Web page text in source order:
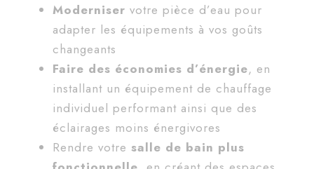
Moderniser votre pièce d’eau pour
adapter les équipements à vos goûts
changeants
Faire des économies d’énergie, en
installant un équipement de chauffage
individuel performant ainsi que des
éclairages moins énergivores
Rendre votre salle de bain plus